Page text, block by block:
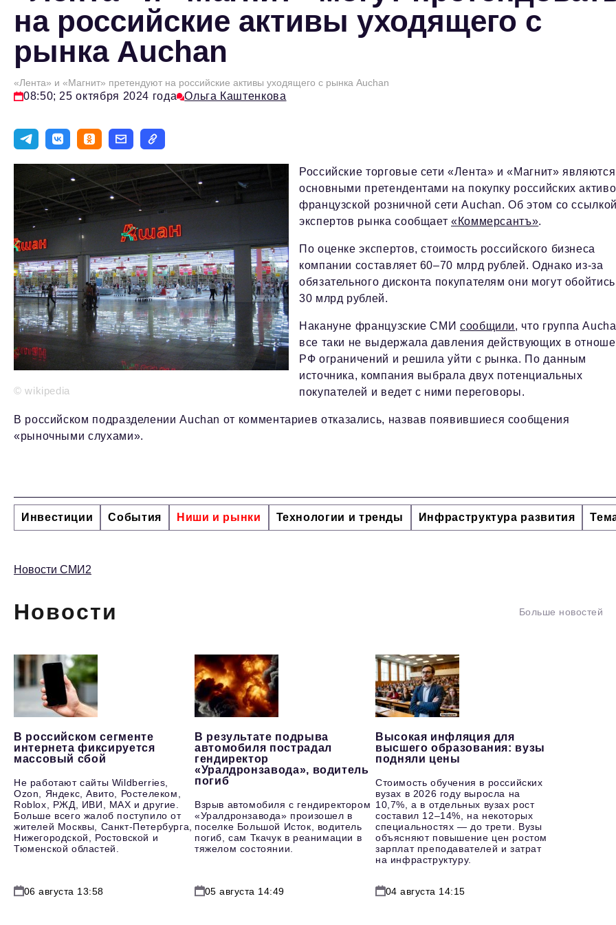
на российские активы уходящего с
рынка Auchan
«Лента» и «Магнит» претендуют на российские активы уходящего с рынка Auchan
08:50; 25 октября 2024 года Ольга Каштенкова
© wikipedia
Российские торговые сети «Лента» и «Магнит» являются
основными претендентами на покупку российских
французской розничной сети Auchan. Об этом со
экспертов рынка сообщает «Коммерсантъ».
По оценке экспертов, стоимость российского бизнеса
компании составляет 60–70 млрд рублей. Однако из-за
обязательного дисконта покупателям они могут
30 млрд рублей.
Накануне французские СМИ сообщили, что группа
все таки не выдержала давления действующих в
РФ ограничений и решила уйти с рынка. По данным
источника, компания выбрала двух потенциальных
покупателей и ведет с ними переговоры.
В российском подразделении Auchan от комментариев отказались, назвав появившиеся сообщения
«рыночными слухами».
Инвестиции События Ниши и рынки Технологии и тренды Инфраструктура развития
Новости СМИ2
Новости Больше новостей
В российском сегменте
интернета фиксируется
массовый сбой
Не работают сайты Wildberries,
Ozon, Яндекс, Авито, Ростелеком,
Roblox, РЖД, ИВИ, MAX и другие.
Больше всего жалоб поступило от
жителей Москвы, Санкт-Петербурга,
Нижегородской, Ростовской и
Тюменской областей.
06 августа 13:58
В результате подрыва
автомобиля пострадал
гендиректор
«Уралдронзавода», водитель
погиб
Взрыв автомобиля с гендиректором
«Уралдронзавода» произошел в
поселке Большой Исток, водитель
погиб, сам Ткачук в реанимации в
тяжелом состоянии.
05 августа 14:49
Высокая инфляция для
высшего образования: вузы
подняли цены
Стоимость обучения в российских
вузах в 2026 году выросла на
10,7%, а в отдельных вузах рост
составил 12–14%, на некоторых
специальностях — до трети. Вузы
объясняют повышение цен ростом
зарплат преподавателей и затрат
на инфраструктуру.
04 августа 14:15